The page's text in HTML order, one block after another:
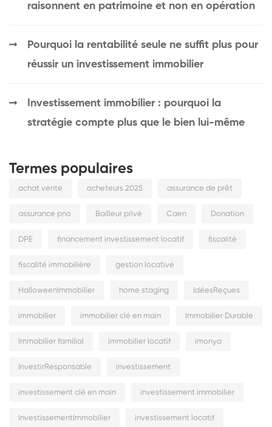
raisonnent en patrimoine et non en opération
Pourquoi la rentabilité seule ne suffit plus pour
réussir un investissement immobilier
Investissement immobilier : pourquoi la
stratégie compte plus que le bien lui-même
Termes populaires
achat vente acheteurs 2025 assurance de prêt
assurance pno Bailleur privé Caen Donation
DPE financement investissement locatif fiscalité
fiscalité immobilière gestion locative
HalloweenImmobilier home staging IdéesReçues
immobilier immobilier clé en main Immobilier Durable
Immobilier familial immobilier locatif imonya
InvestirResponsable investissement
investissement clé en main investissement immobilier
InvestissementImmobilier investissement locatif